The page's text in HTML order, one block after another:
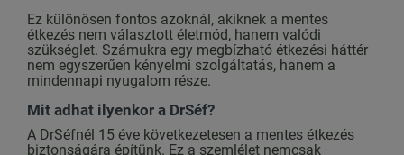
Ez különösen fontos azoknál, akiknek a mentes
étkezés nem választott életmód, hanem valódi
szükséglet. Számukra egy megbízható étkezési háttér
nem egyszerűen kényelmi szolgáltatás, hanem a
mindennapi nyugalom része.
Mit adhat ilyenkor a DrSéf?
A DrSéfnél 15 éve következetesen a mentes étkezés
biztonságára építünk. Ez a szemlélet nemcsak